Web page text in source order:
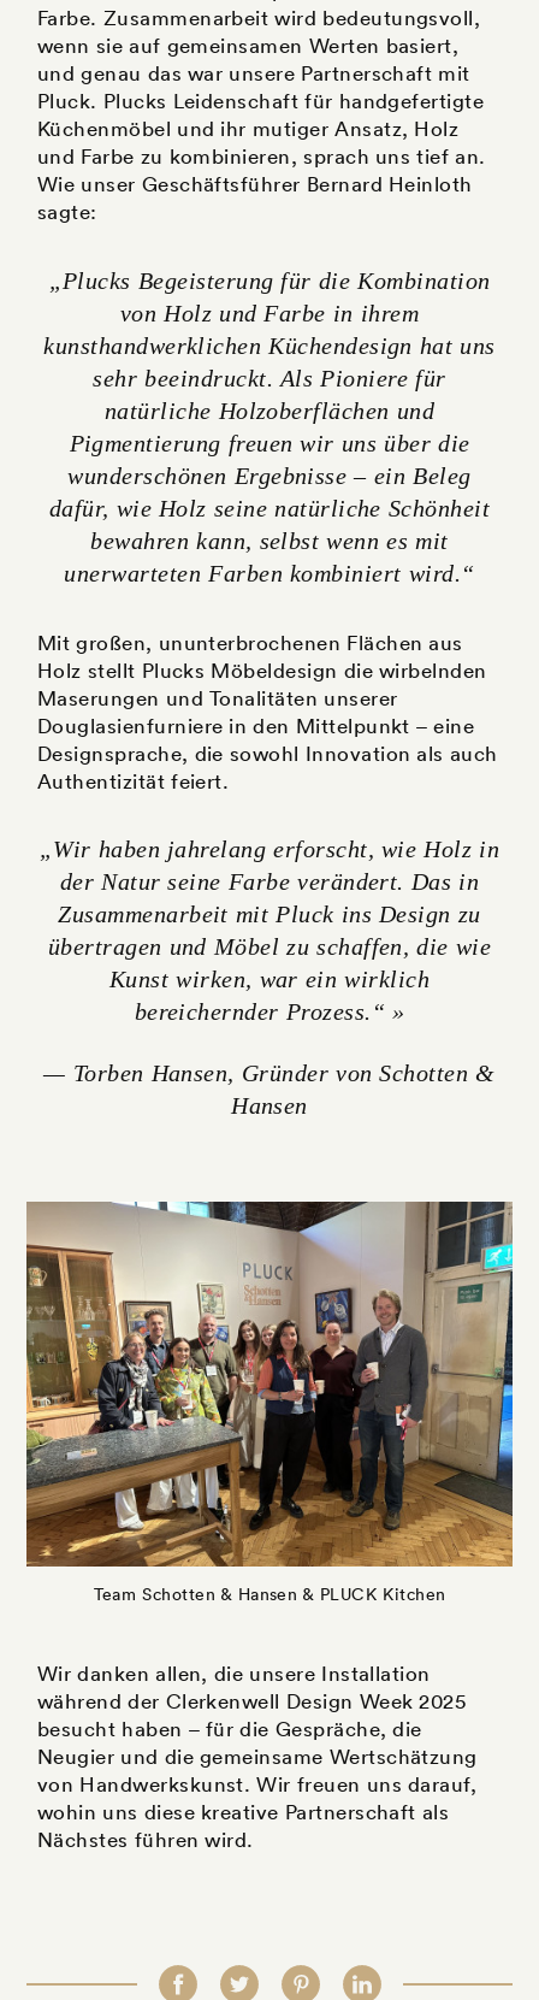
Farbe. Zusammenarbeit wird bedeutungsvoll,
wenn sie auf gemeinsamen Werten basiert,
und genau das war unsere Partnerschaft mit
Pluck. Plucks Leidenschaft für handgefertigte
Küchenmöbel und ihr mutiger Ansatz, Holz
und Farbe zu kombinieren, sprach uns tief an.
Wie unser Geschäftsführer Bernard Heinloth
sagte:
„Plucks Begeisterung für die Kombination
von Holz und Farbe in ihrem
kunsthandwerklichen Küchendesign hat uns
sehr beeindruckt. Als Pioniere für
natürliche Holzoberflächen und
Pigmentierung freuen wir uns über die
wunderschönen Ergebnisse – ein Beleg
dafür, wie Holz seine natürliche Schönheit
bewahren kann, selbst wenn es mit
unerwarteten Farben kombiniert wird.“
Mit großen, ununterbrochenen Flächen aus
Holz stellt Plucks Möbeldesign die wirbelnden
Maserungen und Tonalitäten unserer
Douglasienfurniere in den Mittelpunkt – eine
Designsprache, die sowohl Innovation als auch
Authentizität feiert.
„Wir haben jahrelang erforscht, wie Holz in
der Natur seine Farbe verändert. Das in
Zusammenarbeit mit Pluck ins Design zu
übertragen und Möbel zu schaffen, die wie
Kunst wirken, war ein wirklich
bereichernder Prozess.“ »
— Torben Hansen, Gründer von Schotten &
Hansen
Team Schotten & Hansen & PLUCK Kitchen
Wir danken allen, die unsere Installation
während der Clerkenwell Design Week 2025
besucht haben – für die Gespräche, die
Neugier und die gemeinsame Wertschätzung
von Handwerkskunst. Wir freuen uns darauf,
wohin uns diese kreative Partnerschaft als
Nächstes führen wird.